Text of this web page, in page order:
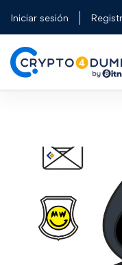
Iniciar sesión